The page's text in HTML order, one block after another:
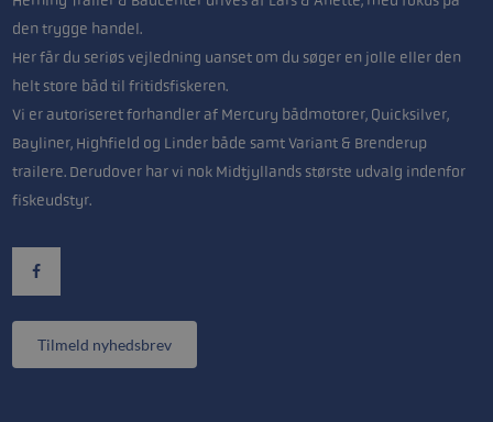
den trygge handel.
Her får du seriøs vejledning uanset om du søger en jolle eller den
helt store båd til fritidsfiskeren.
Vi er autoriseret forhandler af Mercury bådmotorer, Quicksilver,
Bayliner, Highfield og Linder både samt Variant & Brenderup
trailere. Derudover har vi nok Midtjyllands største udvalg indenfor
fiskeudstyr.
Tilmeld nyhedsbrev